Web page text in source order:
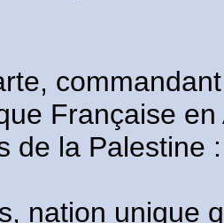
Française
de la Palestine :
nation unique